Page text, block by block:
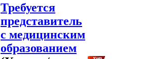
Требуется
представитель
с медицинским
образованием